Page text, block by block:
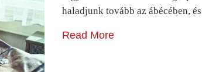
haladjunk tovább az ábécében,
Read More